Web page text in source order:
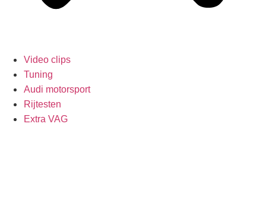
Video clips
Tuning
Audi motorsport
Rijtesten
Extra VAG